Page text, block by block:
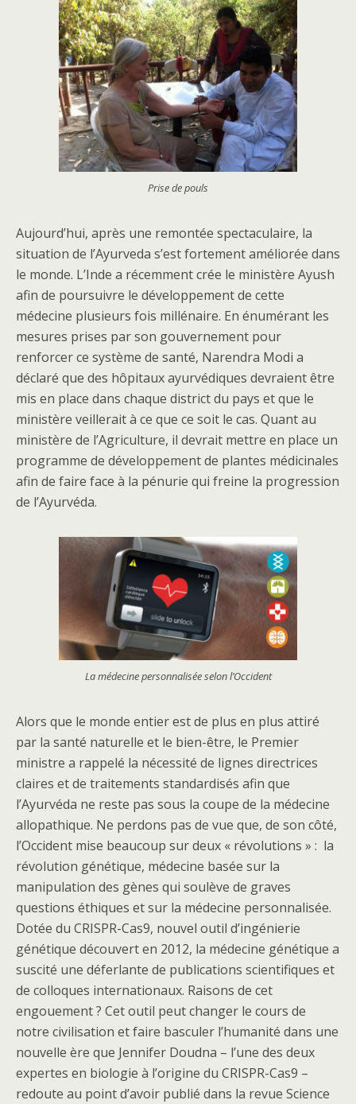
Prise de pouls
Aujourd’hui, après une remontée spectaculaire, la
situation de l’Ayurveda s’est fortement améliorée dans
le monde. L’Inde a récemment crée le ministère Ayush
afin de poursuivre le développement de cette
médecine plusieurs fois millénaire. En énumérant les
mesures prises par son gouvernement pour
renforcer ce système de santé, Narendra Modi a
déclaré que des hôpitaux ayurvédiques devraient être
mis en place dans chaque district du pays et que le
ministère veillerait à ce que ce soit le cas. Quant au
ministère de l’Agriculture, il devrait mettre en place un
programme de développement de plantes médicinales
afin de faire face à la pénurie qui freine la progression
de l’Ayurvéda.
La médecine personnalisée selon l’Occident
Alors que le monde entier est de plus en plus attiré
par la santé naturelle et le bien-être, le Premier
ministre a rappelé la nécessité de lignes directrices
claires et de traitements standardisés afin que
l’Ayurvéda ne reste pas sous la coupe de la médecine
allopathique. Ne perdons pas de vue que, de son côté,
l’Occident mise beaucoup sur deux « révolutions » : la
révolution génétique, médecine basée sur la
manipulation des gènes qui soulève de graves
questions éthiques et sur la médecine personnalisée.
Dotée du CRISPR-Cas9, nouvel outil d’ingénierie
génétique découvert en 2012, la médecine génétique a
suscité une déferlante de publications scientifiques et
de colloques internationaux. Raisons de cet
engouement ? Cet outil peut changer le cours de
notre civilisation et faire basculer l’humanité dans une
nouvelle ère que Jennifer Doudna – l’une des deux
expertes en biologie à l’origine du CRISPR-Cas9 –
redoute au point d’avoir publié dans la revue Science